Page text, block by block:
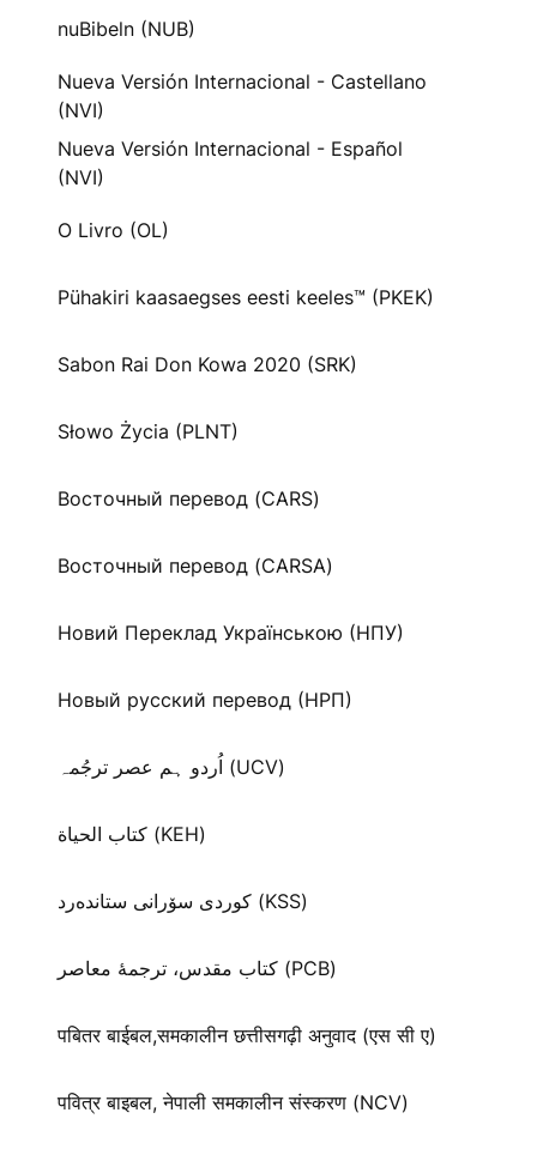
nuBibeln (NUB)
Nueva Versión Internacional - Castellano
(NVI)
Nueva Versión Internacional - Español
(NVI)
O Livro (OL)
Pühakiri kaasaegses eesti keeles™ (PKEK)
Sabon Rai Don Kowa 2020 (SRK)
Słowo Życia (PLNT)
Восточный перевод (CARS)
Восточный перевод (CARSA)
Новий Переклад Українською (НПУ)
Новый русский перевод (НРП)
اُردو ہم عصر ترجُمہ (UCV)
كتاب الحياة (KEH)
كوردی سۆرانی ستانده‌رد (KSS)
کتاب مقدس، ترجمۀ معاصر (PCB)
पबितर बाईबल,समकालीन छत्तीसगढ़ी अनुवाद (एस सी ए)
पवित्र बाइबल, नेपाली समकालीन संस्करण (NCV)